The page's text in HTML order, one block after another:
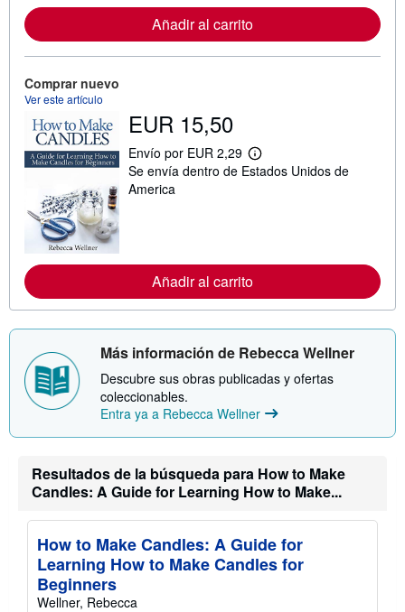
m
a
a
e
v
í
o
Añadir al carrito
Comprar nuevo
Ver este artículo
EUR 15,50
Envío por EUR 2,29
M
á
m
i
s
o
b
l
a
r
i
a
s
d
e
Se envía dentro de Estados Unidos de
America
Añadir al carrito
Más información de Rebecca Wellner
Descubre sus obras publicadas y ofertas
coleccionables.
Entra ya a Rebecca Wellner
Resultados de la búsqueda para How to Make
Candles: A Guide for Learning How to Make...
How to Make Candles: A Guide for
Learning How to Make Candles for
Beginners
Wellner, Rebecca